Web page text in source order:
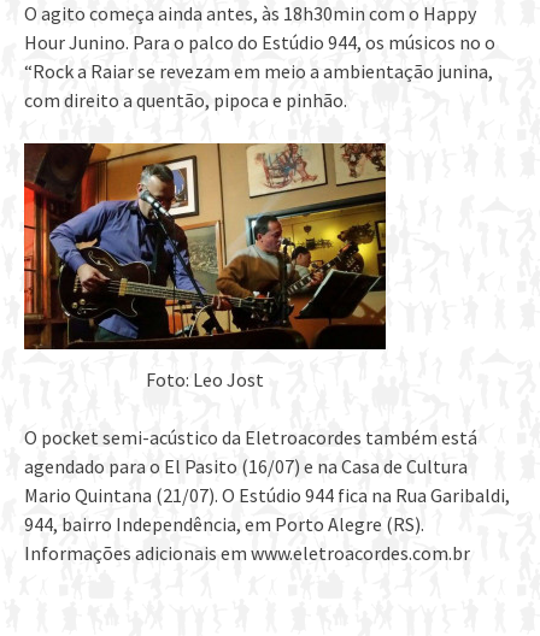
O agito começa ainda antes, às 18h30min com o Happy
Hour Junino. Para o palco do Estúdio 944, os músicos no o
“Rock a Raiar se revezam em meio a ambientação junina,
com direito a quentão, pipoca e pinhão.
Foto: Leo Jost
O pocket semi-acústico da Eletroacordes também está
agendado para o El Pasito (16/07) e na Casa de Cultura
Mario Quintana (21/07). O Estúdio 944 fica na Rua Garibaldi,
944, bairro Independência, em Porto Alegre (RS).
Informações adicionais em www.eletroacordes.com.br